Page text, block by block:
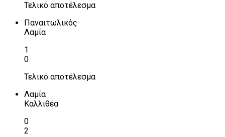
Τελικό αποτέλεσμα
Παναιτωλικός
Λαμία
1
0
Τελικό αποτέλεσμα
Λαμία
Καλλιθέα
0
2